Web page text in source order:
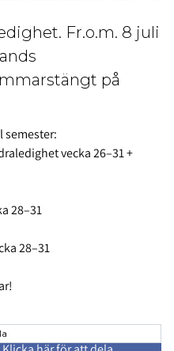
Fr.o.m. 8 juli
på
semester:
vecka 26–31 +
28–31
28–31